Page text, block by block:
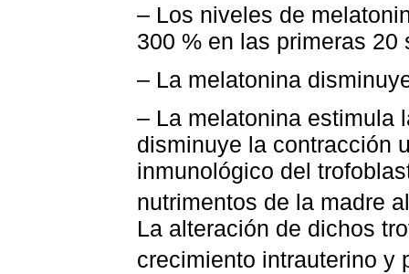
– Los niveles de
300 % en las primeras
– La melatonina
– La melatonina estimula
disminuye la contracción
inmunológico del
nutrimentos de la madre
La alteración de dichos
crecimiento intrauterino y